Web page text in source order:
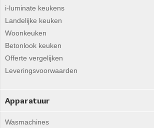
i-luminate keukens
Landelijke keuken
Woonkeuken
Betonlook keuken
Offerte vergelijken
Leveringsvoorwaarden
Apparatuur
Wasmachines